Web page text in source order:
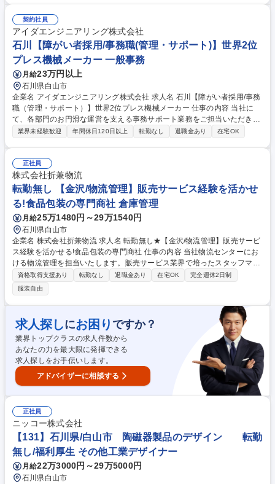
など社内外関係者との円滑な折衝・情報共有を通じ、業務を推進します。
■ローコスト物流：在庫ロケーションやスタッフ労務管理、改善業務で庫
内生産性を向上させます。また、配送先・ルートの調整や運送会社との折
衝により配送効率の最大化を図ります。 募集職種 転勤無し★【金沢/物流
管理】経験を活かしてキャリアUP/食品包装の専門商社
契約社員
アイダエンジニアリング株式会社
石川【障がい者採用/事務職(管理・サポート)】世界2位
プレス機械メーカー 一般事務
月給23万円以上
石川県白山市
企業名 アイダエンジニアリング株式会社 求人名 石川【障がい者採用/事務
職（管理・サポート）】世界2位プレス機械メーカー 仕事の内容 当社に
て、各部門のお円滑な運営を支える事務サポート業務をご担当いただきま
す。適性や配慮事項に基づき、総務、人事、経理、または営業事務へ配属
発話の状況に応じて相談可） ・社内備品の管理や、郵便物の仕分け・配布
・専用システムを使用した在庫管理や発注補助 業務の変更範囲：当社業務
全般 募集職種 石川【障がい者採用/事務職（管理・サポート）】世界2位
プレス機械メーカー
業界未経験歓迎 年間休日120日以上 転勤なし 退職金あり 在宅OK
正社員
株式会社折兼物流
転勤無し 【金沢/物流管理】販売サービス経験を活かせ
る!食品包装の専門商社 倉庫管理
月給25万1480円～29万1540円
石川県白山市
企業名 株式会社折兼物流 求人名 転勤無し★【金沢/物流管理】販売サービ
ス経験を活かせる!食品包装の専門商社 仕事の内容 当社物流センターにお
ける物流管理を担当いたします。販売サービス業界で培ったスタッフマネ
ジメント力、現場運営のご経験を活かし、チームをまとめながら物流現場
を支えるやりがいのある仕事です。 【具体的には】 ■在庫管理（発注業
務、適正在庫の算出、回転率の向上 等） ■庫内管理（ロケーション管理、
人時生産性の向上、作業環境の改善 等) ■配送管理（配送ルート管理、積
載管理、トラック手配 等） ■関係者との情報共有や社外協力会社との折
衝、物流データの分析業務) ※5,000～10,000アイテム、1.5～3.0億円程
度の在庫を管理します。 募集職種 転勤無し★【金沢/物流管理】販売サー
ビス経験を活かせる!食品包装の専門商社
資格取得支援あり 転勤なし 退職金あり 在宅OK
完全週休2日制
服装自由
求人探しにお困り ですか？
業界トップクラスの求人件数から
あなたの力を最大限に発揮できる
求人探しをお手伝いします。
アドバイザーに相談する
正社員
ニッコー株式会社
【131】石川県/白山市 陶磁器製品のデザイン 転勤
無し/福利厚生 その他工業デザイナー
月給22万3000円～29万5000円
石川県白山市